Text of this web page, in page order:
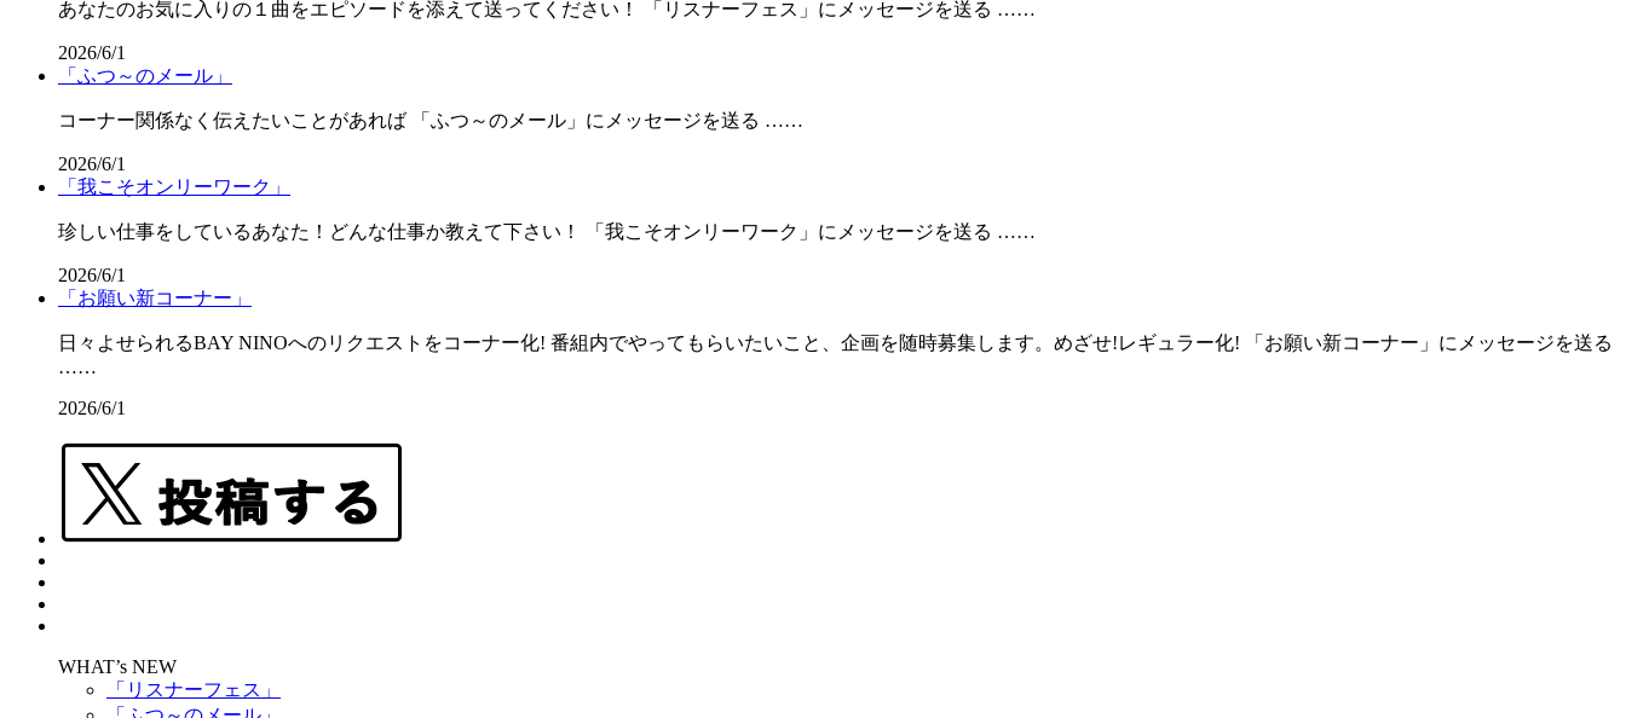
あなたのお気に入りの１曲をエピソードを添えて送ってください！ 「リスナーフェス」にメッセージを送る ……
2026/6/1
「ふつ～のメール」
コーナー関係なく伝えたいことがあれば 「ふつ～のメール」にメッセージを送る ……
2026/6/1
「我こそオンリーワーク」
珍しい仕事をしているあなた！どんな仕事か教えて下さい！ 「我こそオンリーワーク」にメッセージを送る ……
2026/6/1
「お願い新コーナー」
日々よせられるBAY NINOへのリクエストをコーナー化! 番組内でやってもらいたいこと、企画を随時募集します。めざせ!レギュラー化! 「お願い新コーナー」にメッセージを送る
……
2026/6/1
WHAT’s NEW
「リスナーフェス」